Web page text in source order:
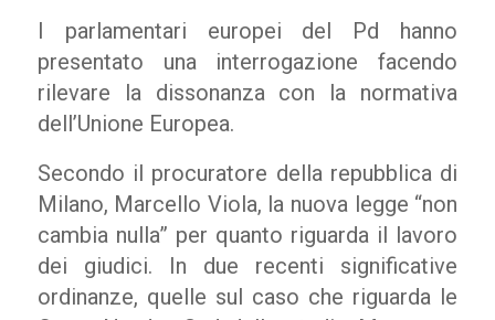
I parlamentari europei del Pd hanno
presentato una interrogazione facendo
rilevare la dissonanza con la normativa
dell’Unione Europea.
Secondo il procuratore della repubblica di
Milano, Marcello Viola, la nuova legge “non
cambia nulla” per quanto riguarda il lavoro
dei giudici. In due recenti significative
ordinanze, quelle sul caso che riguarda le